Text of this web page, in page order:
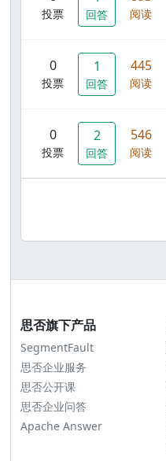
投票 回答 阅读
0
投票
1
回答
445
阅读
0
投票
2
回答
546
阅读
思否旗下产品
SegmentFault
思否企业服务
思否公开课
思否企业问答
Apache Answer